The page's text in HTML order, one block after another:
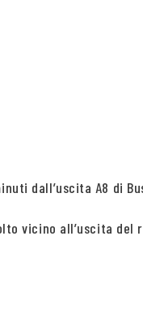
dall’uscita A8 di
vicino all’uscita del